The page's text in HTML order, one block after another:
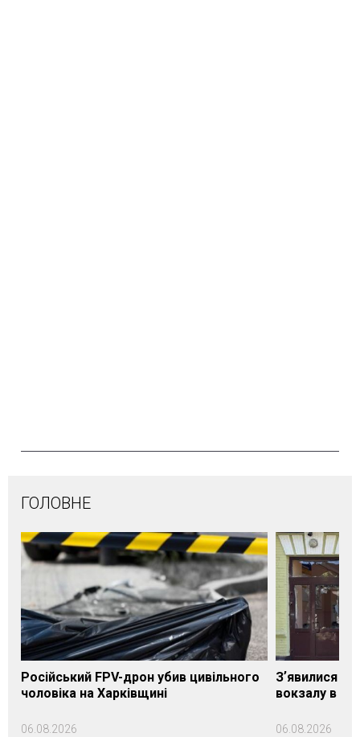
ГОЛОВНЕ
Російський FPV-дрон убив цивільного
чоловіка на Харківщині
06.08.2026
Зʼявилися
вокзалу в
06.08.2026